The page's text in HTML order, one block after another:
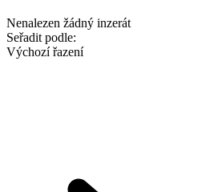
Nenalezen žádný inzerát
Seřadit podle:
Výchozí řazení